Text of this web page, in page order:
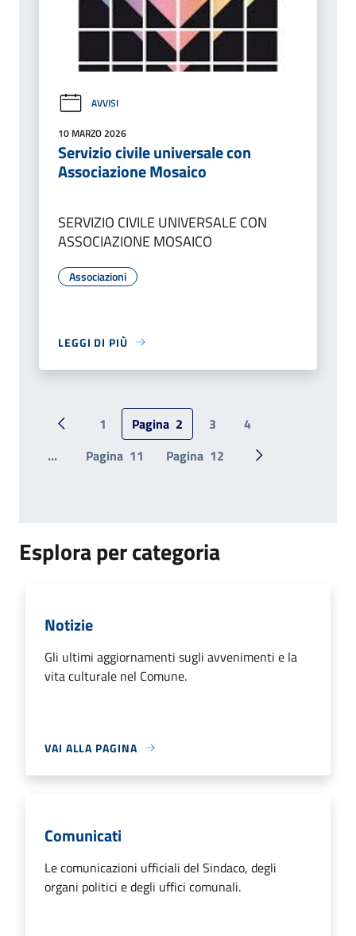
AVVISI
10 MARZO 2026
Servizio civile universale con
Associazione Mosaico
SERVIZIO CIVILE UNIVERSALE CON
ASSOCIAZIONE MOSAICO
Associazioni
LEGGI DI PIÙ
Pagina precedente
1 Pagina 2 3
4
...
Pagina 11 Pagina 12 Pagina
Esplora per categoria
Notizie
Gli ultimi aggiornamenti sugli avvenimenti e la
vita culturale nel Comune.
VAI ALLA PAGINA
Comunicati
Le comunicazioni ufficiali del Sindaco, degli
organi politici e degli uffici comunali.